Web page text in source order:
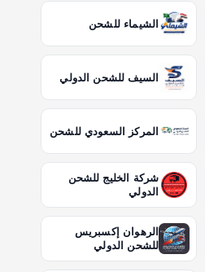
الشيماء للشحن
السيف للشحن الدولي
المركز السعودي للشحن
شركة الخليج للشحن
الدولي
الرهوان إكسبريس
للشحن الدولي